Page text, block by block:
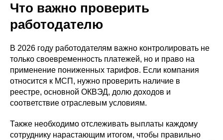
Что важно проверить
работодателю
В 2026 году работодателям важно контролировать не
только своевременность платежей, но и право на
применение пониженных тарифов. Если компания
относится к МСП, нужно проверить наличие в
реестре, основной ОКВЭД, долю доходов и
соответствие отраслевым условиям.
Также необходимо отслеживать выплаты каждому
сотруднику нарастающим итогом, чтобы правильно